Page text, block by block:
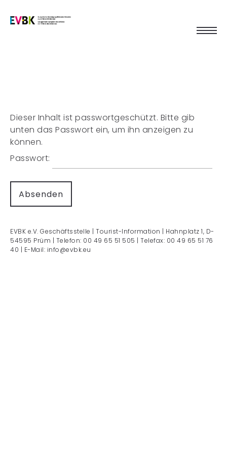
Dieser Inhalt ist passwortgeschützt. Bitte gib
unten das Passwort ein, um ihn anzeigen zu
können.
Passwort:
EVBK e.V. Geschäftsstelle | Tourist-Information | Hahnplatz 1, D-
54595 Prüm | Telefon: 00 49 65 51 505 | Telefax: 00 49 65 51 76
40 | E-Mail: info@evbk.eu